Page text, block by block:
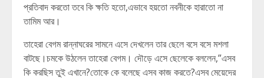
প্রতিবাদ করতো তবে কি ক্ষতি হতো,এভাবে হয়তো নবনীকে হারাতো না
তামিম আর।
তাহেরা বেগম রান্নাঘরের সামনে এসে দেখলেন তার ছেলে বসে বসে মশলা
বাটছে।চমকে উঠলেন তাহেরা বেগম। দৌড়ে এসে ছেলেকে বললেন,”এসব
কি করছিস তুই এখানে?তোকে কে বলেছে এসব কাজ করতে?এসব মেয়েদের